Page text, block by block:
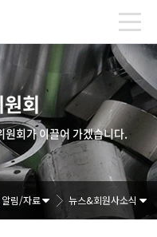
회
회가 이끌어 가겠습니다.
알림/자료 뉴스&회원사소식